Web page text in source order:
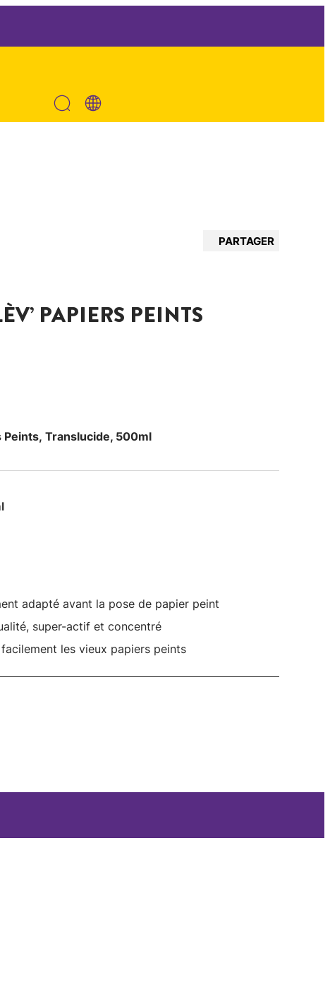
PARTAGER
PAPIERS PEINTS
Peints, Translucide, 500ml
adapté avant la pose de papier peint
super-actif et concentré
les vieux papiers peints